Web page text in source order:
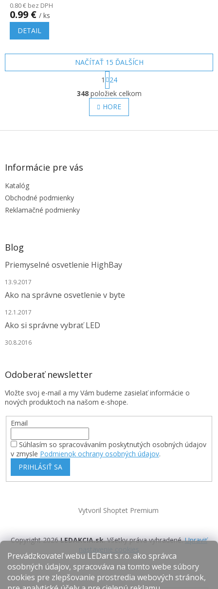
Prevádzkovateľ webu LEDart s.r.o. ako správca
osobných údajov, spracováva na tomto webe súbory
cookies pre zlepšovanie prostredia webových stránok,
0.80 € bez DPH
0.99 € / ks
DETAIL
O
v
l
á
a
u
NAČÍTAŤ 15 ĎALŠÍCH
S
t
r
á
n
k
v
1
24
348položiek celkom
HORE
Z
Informácie pre vás
Katalóg
Obchodné podmienky
Reklamačné podmienky
Blog
Priemyselné osvetlenie HighBay
13.9.2017
Ako na správne osvetlenie v byte
12.1.2017
Ako si správne vybrať LED
30.8.2016
Odoberať newsletter
Vložte svoj e-mail a my Vám budeme zasielať informácie o
nových produktoch na našom e-shope.
Email
Súhlasím so spracovávaním poskytnutých osobných údajov
v zmysle Podmienok ochrany osobných údajov.
PRIHLÁSIŤ SA
Vytvoril Shoptet Premium
Copyright 2026LEDAKCIA.sk. Všetky práva vyhradené.Upraviť